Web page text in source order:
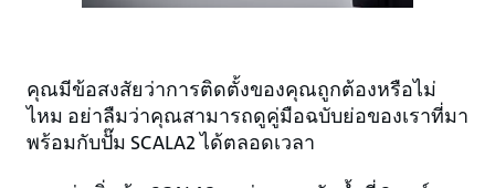
คุณมีข้อสงสัยว่าการติดตั้งของคุณถูกต้องหรือไม่
ไหม อย่าลืมว่าคุณสามารถดูคู่มือฉบับย่อของเราที่มา
พร้อมกับปั๊ม SCALA2 ได้ตลอดเวลา